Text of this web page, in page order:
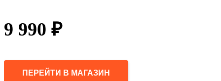
9 990 ₽
ПЕРЕЙТИ В МАГАЗИН